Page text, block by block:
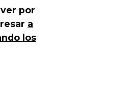
por
a
los